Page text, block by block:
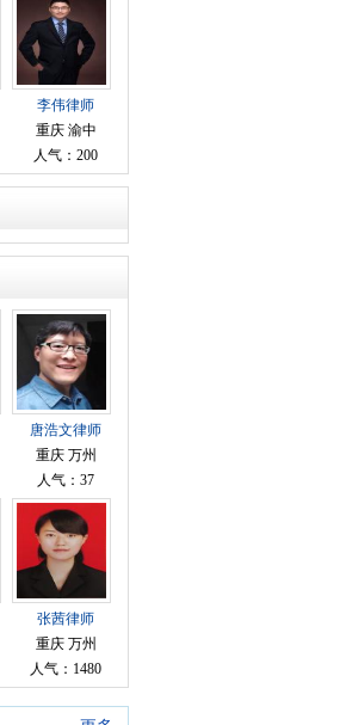
李伟律师
重庆 渝中
人气：200
唐浩文律师
重庆 万州
人气：37
张茜律师
重庆 万州
人气：1480